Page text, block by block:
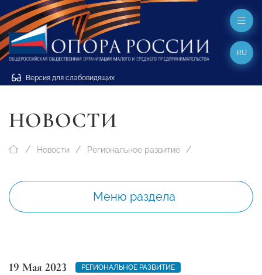
Версия для слабовидящих
RU
НОВОСТИ
Новости Региональное развитие
Меню раздела
19 Мая 2023
РЕГИОНАЛЬНОЕ РАЗВИТИЕ